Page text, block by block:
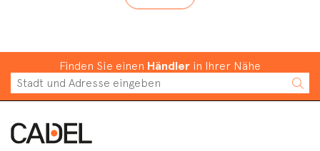
Finden Sie einen Händler in Ihrer Nähe